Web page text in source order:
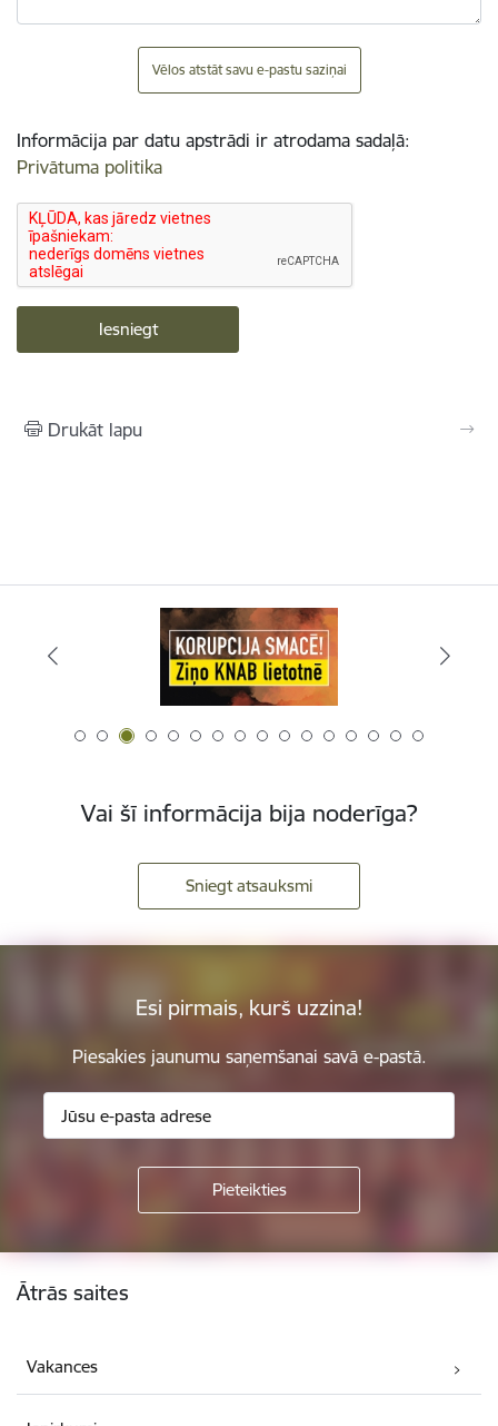
Vēlos atstāt savu e-pastu saziņai
Informācija par datu apstrādi ir atrodama sadaļā:
Privātuma politika
Drukāt lapu
Vai šī informācija bija noderīga?
Sniegt atsauksmi
Esi pirmais, kurš uzzina!
Piesakies jaunumu saņemšanai savā e-pastā.
Kājene
Ātrās saites
Vakances